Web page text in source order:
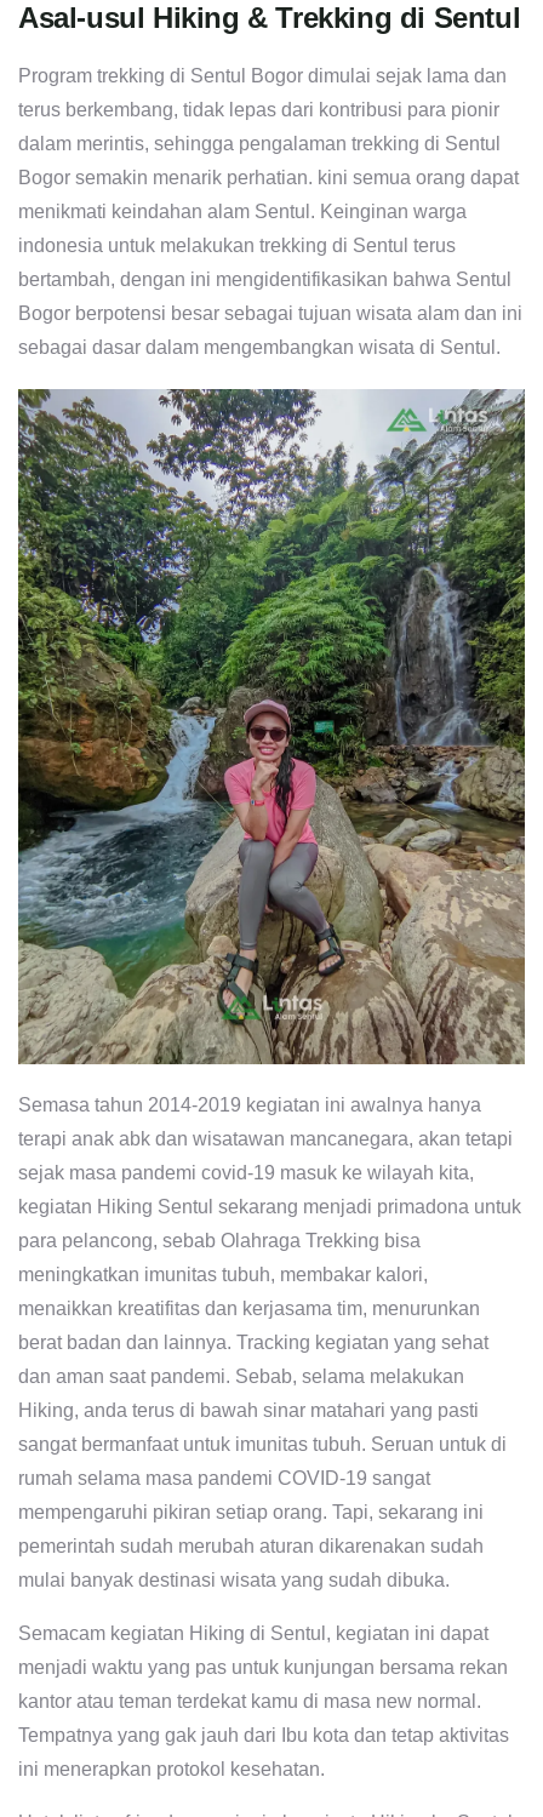
Asal-usul Hiking & Trekking di Sentul
Program trekking di Sentul Bogor dimulai sejak lama dan
terus berkembang, tidak lepas dari kontribusi para pionir
dalam merintis, sehingga pengalaman trekking di Sentul
Bogor semakin menarik perhatian. kini semua orang dapat
menikmati keindahan alam Sentul. Keinginan warga
indonesia untuk melakukan trekking di Sentul terus
bertambah, dengan ini mengidentifikasikan bahwa Sentul
Bogor berpotensi besar sebagai tujuan wisata alam dan ini
sebagai dasar dalam mengembangkan wisata di Sentul.
Semasa tahun 2014-2019 kegiatan ini awalnya hanya
terapi anak abk dan wisatawan mancanegara, akan tetapi
sejak masa pandemi covid-19 masuk ke wilayah kita,
kegiatan Hiking Sentul sekarang menjadi primadona untuk
para pelancong, sebab Olahraga Trekking bisa
meningkatkan imunitas tubuh, membakar kalori,
menaikkan kreatifitas dan kerjasama tim, menurunkan
berat badan dan lainnya. Tracking kegiatan yang sehat
dan aman saat pandemi. Sebab, selama melakukan
Hiking, anda terus di bawah sinar matahari yang pasti
sangat bermanfaat untuk imunitas tubuh. Seruan untuk di
rumah selama masa pandemi COVID-19 sangat
mempengaruhi pikiran setiap orang. Tapi, sekarang ini
pemerintah sudah merubah aturan dikarenakan sudah
mulai banyak destinasi wisata yang sudah dibuka.
Semacam kegiatan Hiking di Sentul, kegiatan ini dapat
menjadi waktu yang pas untuk kunjungan bersama rekan
kantor atau teman terdekat kamu di masa new normal.
Tempatnya yang gak jauh dari Ibu kota dan tetap aktivitas
ini menerapkan protokol kesehatan.